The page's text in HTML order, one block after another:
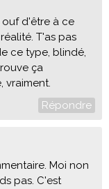
ouf d'être à ce
T'as pas
ce type, blindé,
ça
vraiment.
Répondre
Moi non
pas. C'est